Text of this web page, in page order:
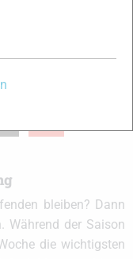
bleiben? Dann
Während der Saison
die wichtigsten